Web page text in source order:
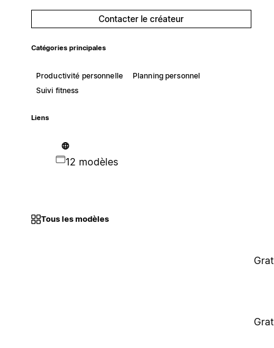
Contacter le créateur
Catégories principales
Productivité personnelle
Planning personnel
Suivi fitness
Liens
12 modèles
Tous les modèles